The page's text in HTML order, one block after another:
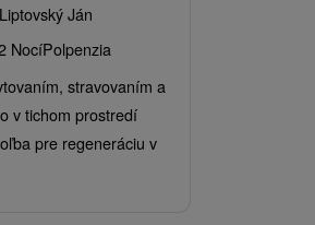
Liptovský Ján
NocíPolpenzia
stravovaním a
v tichom prostredí
pre regeneráciu v